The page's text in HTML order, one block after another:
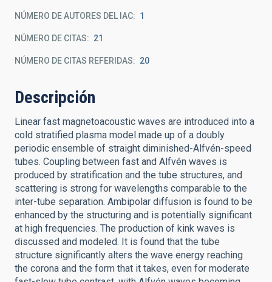
NÚMERO DE AUTORES DEL IAC 1
NÚMERO DE CITAS 21
NÚMERO DE CITAS REFERIDAS 20
Descripción
Linear fast magnetoacoustic waves are introduced into a
cold stratified plasma model made up of a doubly
periodic ensemble of straight diminished-Alfvén-speed
tubes. Coupling between fast and Alfvén waves is
produced by stratification and the tube structures, and
scattering is strong for wavelengths comparable to the
inter-tube separation. Ambipolar diffusion is found to be
enhanced by the structuring and is potentially significant
at high frequencies. The production of kink waves is
discussed and modeled. It is found that the tube
structure significantly alters the wave energy reaching
the corona and the form that it takes, even for moderate